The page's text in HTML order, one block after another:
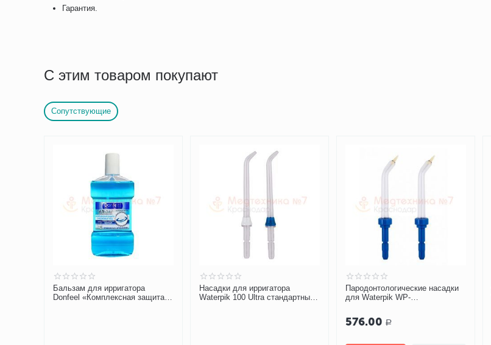
Гарантия.
С этим товаром покупают
Сопутствующие
Насадки для ирригатора
Waterpik 100 Ultra стандартные
Пародонтологические насадки
для Waterpik WP-
Ортодонтические насадки для
Waterpik WP-100/450/300/260